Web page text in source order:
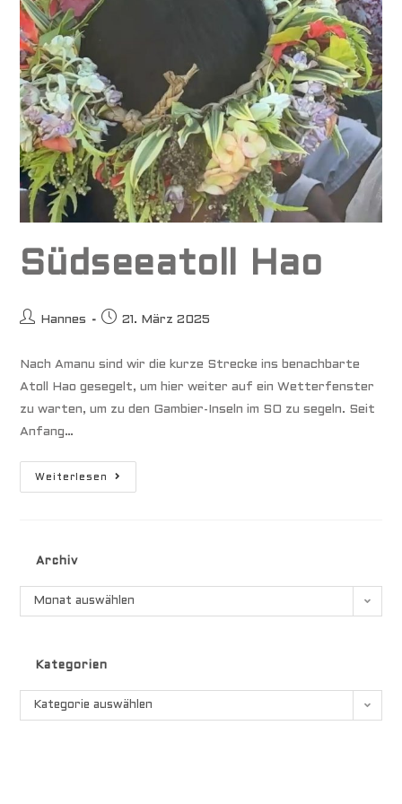
Südseeatoll Hao
Beitrags-
Hannes
Beitrag
21. März 2025
Nach Amanu sind wir die kurze Strecke ins benachbarte
Atoll Hao gesegelt, um hier weiter auf ein Wetterfenster
zu warten, um zu den Gambier-Inseln im SO zu segeln. Seit
Anfang…
Weiterlesen
Südseeatoll
Archiv
Archiv
Monat auswählen
Kategorien
Kategorien
Kategorie auswählen